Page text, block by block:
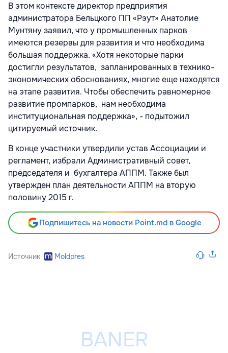
В этом контексте директор предприятия
администратора Бельцкого ПП «Рэут» Анатолие
Мунтяну заявил, что у промышленных парков
имеются резервы для развития и что необходима
большая поддержка. «Хотя некоторые парки
достигли результатов, запланированных в технико-
экономических обоснованиях, многие еще находятся
на этапе развития. Чтобы обеспечить равномерное
развитие промпарков, нам необходима
институциональная поддержка», - подытожил
цитируемый источник.
В конце участники утвердили устав Ассоциации и
регламент, избрали Административный совет,
председателя и бухгалтера АППМ. Также был
утвержден план деятельности АППМ на вторую
половину 2015 г.
Подпишитесь на новости Point.md в Google
Источник Moldpres